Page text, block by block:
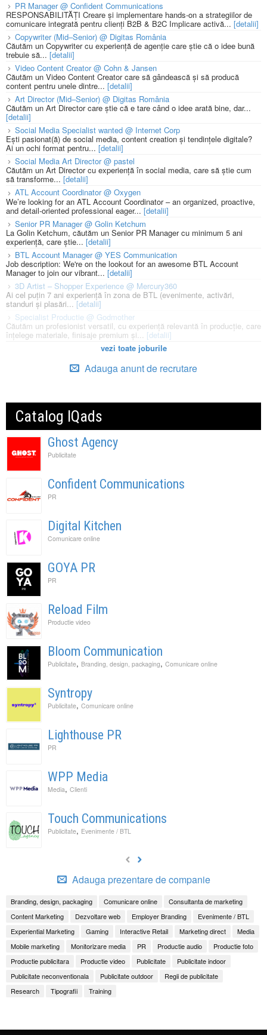
PR Manager @ Confident Communications
RESPONSABILITĂȚI Creare și implementare hands-on a strategiilor de
comunicare integrată pentru clienți B2B & B2C Implicare activă... [detalii]
Copywriter (Mid–Senior) @ Digitas România
Căutăm un Copywriter cu experiență de agenție care știe că o idee bună
trebuie să... [detalii]
Video Content Creator @ Cohn & Jansen
Căutăm un Video Content Creator care să gândească și să producă
content pentru unele dintre... [detalii]
Art Director (Mid–Senior) @ Digitas România
Căutăm un Art Director care știe că e tare când o idee arată bine, dar...
[detalii]
Social Media Specialist wanted @ Internet Corp
Ești pasionat(ă) de social media, content creation și tendințele digitale?
Ai un ochi format pentru... [detalii]
Social Media Art Director @ pastel
Căutăm un Art Director cu experiență în social media, care să știe cum
să transforme... [detalii]
ATL Account Coordinator @ Oxygen
We’re looking for an ATL Account Coordinator – an organized, proactive,
and detail-oriented professional eager... [detalii]
Senior PR Manager @ Golin Ketchum
La Golin Ketchum, căutăm un Senior PR Manager cu minimum 5 ani
experiență, care știe... [detalii]
BTL Account Manager @ YES Communication
Job description: We're on the lookout for an awesome BTL Account
Manager to join our vibrant... [detalii]
3D Artist – Shopper Experience @ Mercury360
Ai cel puțin 7 ani experiență în zona de BTL (evenimente, activări,
standuri și plasări...[detalii]
Specialist Productie @ Godmother
Căutăm un profesionist versatil, cu experiență relevantă în producție, care
înțelege materiale, finisaje premium și... [detalii]
vezi toate joburile
Adauga anunt de recrutare
Catalog IQads
Ghost Agency
Publicitate
Confident Communications
PR
Digital Kitchen
Comunicare online
GOYA PR
PR
Reload Film
Productie video
Bloom Communication
Publicitate, Branding, design, packaging, Comunicare online
Syntropy
Publicitate, Comunicare online
Lighthouse PR
PR
WPP Media
Media, Clienti
Touch Communications
Publicitate, Evenimente / BTL
Adauga prezentare de companie
Branding, design, packaging Comunicare online
Consultanta de marketing
Content Marketing
Dezvoltare web Employer Branding
Evenimente / BTL
Experiential Marketing
Gaming Interactive Retail Marketing direct
Media
Mobile marketing
Monitorizare media PR Productie audio
Productie foto
Productie publicitara
Productie video Publicitate
Publicitate indoor
Publicitate neconventionala
Publicitate outdoor
Regii de publicitate
Research
Tipografii Training